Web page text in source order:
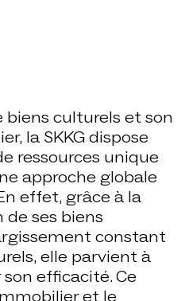
biens culturels et son
la SKKG dispose
ressources unique
approche globale
effet, grâce à la
de ses biens
constant
elle parvient à
efficacité. Ce
et le